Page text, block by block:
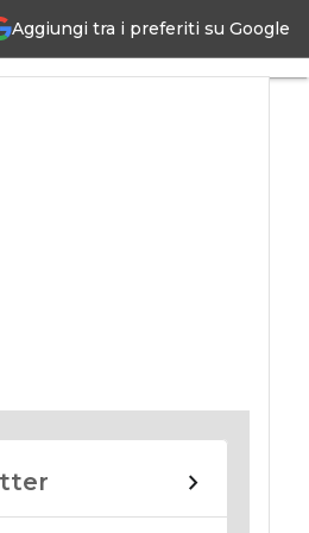
Aggiungi tra i preferiti su Google